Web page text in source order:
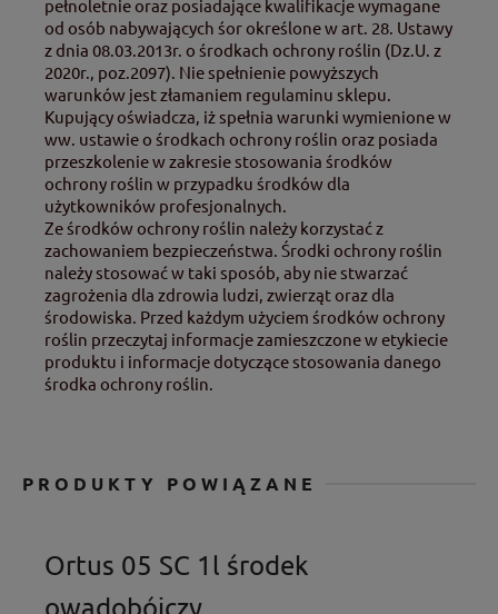
pełnoletnie oraz posiadające kwalifikacje wymagane
od osób nabywających śor określone w art. 28. Ustawy
z dnia 08.03.2013r. o środkach ochrony roślin (Dz.U. z
2020r., poz.2097). Nie spełnienie powyższych
warunków jest złamaniem regulaminu sklepu.
Kupujący oświadcza, iż spełnia warunki wymienione w
ww. ustawie o środkach ochrony roślin oraz posiada
przeszkolenie w zakresie stosowania środków
ochrony roślin w przypadku środków dla
użytkowników profesjonalnych.
Ze środków ochrony roślin należy korzystać z
zachowaniem bezpieczeństwa. Środki ochrony roślin
należy stosować w taki sposób, aby nie stwarzać
zagrożenia dla zdrowia ludzi, zwierząt oraz dla
środowiska. Przed każdym użyciem środków ochrony
roślin przeczytaj informacje zamieszczone w etykiecie
produktu i informacje dotyczące stosowania danego
środka ochrony roślin.
PRODUKTY POWIĄZANE
Ortus 05 SC 1l środek
owadobójczy